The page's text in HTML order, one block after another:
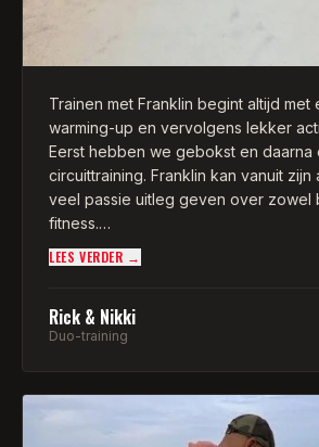
Trainen met Franklin begint altijd met
warming-up en vervolgens lekker
Eerst hebben we gebokst en daarna
circuittraining. Franklin kan vanuit
veel passie uitleg geven over zowel
fitness.
Door zijn positieve manier van
professionele begeleiding. Wij
zeer prettig ervaren en zeker voor
LEES VERDER →
Rick & Nikki
Duo-training